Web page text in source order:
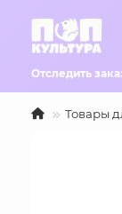
Отследить
Товары